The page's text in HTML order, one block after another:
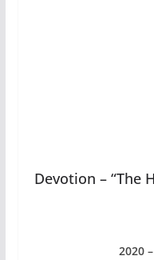
Devotion – “The
2020